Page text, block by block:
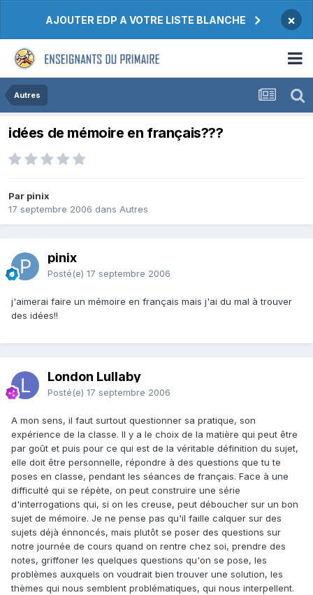
AJOUTER EDP A VOTRE LISTE BLANCHE ×
Autres
idées de mémoire en français???
Par pinix
17 septembre 2006 dans Autres
pinix
Posté(e) 17 septembre 2006
j'aimerai faire un mémoire en français mais j'ai du mal à trouver
des idées!!
London Lullaby
Posté(e) 17 septembre 2006
A mon sens, il faut surtout questionner sa pratique, son
expérience de la classe. Il y a le choix de la matière qui peut être
par goût et puis pour ce qui est de la véritable définition du sujet,
elle doit être personnelle, répondre à des questions que tu te
poses en classe, pendant les séances de français. Face à une
difficulté qui se répète, on peut construire une série
d'interrogations qui, si on les creuse, peut déboucher sur un bon
sujet de mémoire. Je ne pense pas qu'il faille calquer sur des
sujets déjà énnoncés, mais plutôt se poser des questions sur
notre journée de cours quand on rentre chez soi, prendre des
notes, griffoner les quelques questions qu'on se pose, les
problèmes auxquels on voudrait bien trouver une solution, les
thèmes qui nous semblent problématiques, qui nous interpellent.